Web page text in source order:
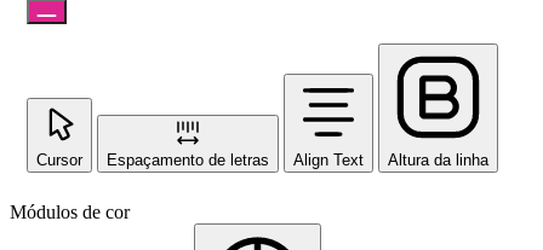
Cursor Espaçamento de letras Align Text Altura da linha
Módulos de cor